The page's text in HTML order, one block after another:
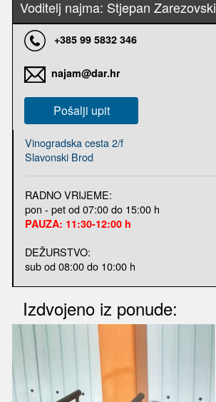
Voditelj najma: Stjepan Zarezovski
+385 99 5832 346
najam@dar.hr
Pošalji upit
Vinogradska cesta 2/f
Slavonski Brod
RADNO VRIJEME:
pon - pet od 07:00 do 15:00 h
PAUZA: 11:30-12:00 h
DEŽURSTVO:
sub od 08:00 do 10:00 h
Izdvojeno iz ponude: